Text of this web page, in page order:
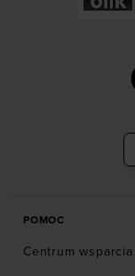
POMOC
Centrum wsparcia